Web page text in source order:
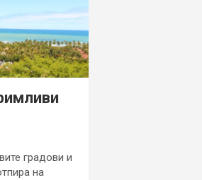
градови и
на